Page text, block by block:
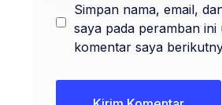
Simpan nama, email,
saya pada peramban ini
komentar saya